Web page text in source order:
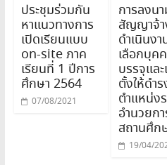
ประชุมร่วมกัน
หาแนวทางการ
เปิดเรียนแบบ
on-site ภาค
เรียนที่ 1 ปีการ
ศึกษา 2564
07/08/2021
การลงน
สัญญาจ้า
ดำเนินง
เลือกบุค
บรรจุแล
ตั้งให้ดำร
ตำแหน่ง
อำนวยก
สถานศึก
19/04/